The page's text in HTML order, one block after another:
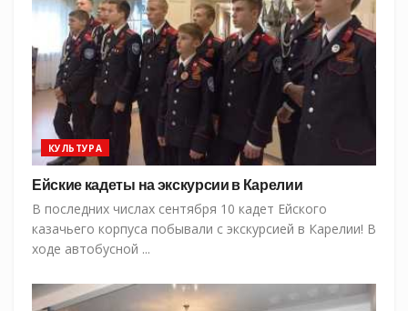
КУЛЬТУРА
Ейские кадеты на экскурсии в Карелии
В последних числах сентября 10 кадет Ейского
казачьего корпуса побывали с экскурсией в Карелии! В
ходе автобусной ...